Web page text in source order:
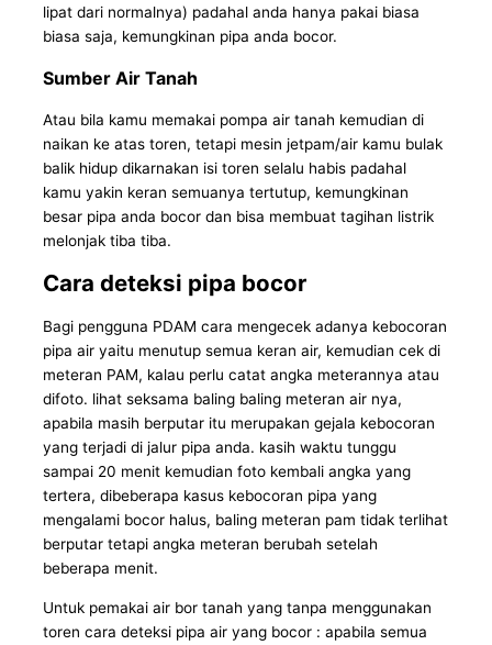
lipat dari normalnya) padahal anda hanya pakai biasa
biasa saja, kemungkinan pipa anda bocor.
Sumber Air Tanah
Atau bila kamu memakai pompa air tanah kemudian di
naikan ke atas toren, tetapi mesin jetpam/air kamu bulak
balik hidup dikarnakan isi toren selalu habis padahal
kamu yakin keran semuanya tertutup, kemungkinan
besar pipa anda bocor dan bisa membuat tagihan listrik
melonjak tiba tiba.
Cara deteksi pipa bocor
Bagi pengguna PDAM cara mengecek adanya kebocoran
pipa air yaitu menutup semua keran air, kemudian cek di
meteran PAM, kalau perlu catat angka meterannya atau
difoto. lihat seksama baling baling meteran air nya,
apabila masih berputar itu merupakan gejala kebocoran
yang terjadi di jalur pipa anda. kasih waktu tunggu
sampai 20 menit kemudian foto kembali angka yang
tertera, dibeberapa kasus kebocoran pipa yang
mengalami bocor halus, baling meteran pam tidak terlihat
berputar tetapi angka meteran berubah setelah
beberapa menit.
Untuk pemakai air bor tanah yang tanpa menggunakan
toren cara deteksi pipa air yang bocor : apabila semua